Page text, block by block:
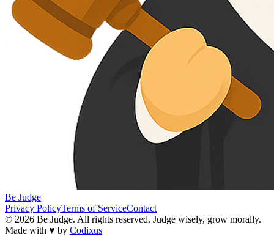
Be Judge
Privacy PolicyTerms of ServiceContact
© 2026 Be Judge. All rights reserved. Judge wisely, grow morally.
Made with ♥ by Codixus